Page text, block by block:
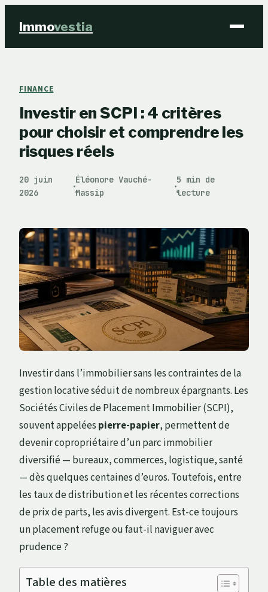
Immovestia
Immobilier
Business
Éducation & Emploi
FINANCE
Investir en SCPI : 4 critères
pour choisir et comprendre les
risques réels
20 juin
2026
·
Éléonore Vauché-
Massip
·
5 min de
lecture
Investir dans l’immobilier sans les contraintes de la
gestion locative séduit de nombreux épargnants. Les
Sociétés Civiles de Placement Immobilier (SCPI),
souvent appelées pierre-papier, permettent de
devenir copropriétaire d’un parc immobilier
diversifié — bureaux, commerces, logistique, santé
— dès quelques centaines d’euros. Toutefois, entre
les taux de distribution et les récentes corrections
de prix de parts, les avis divergent. Est-ce toujours
un placement refuge ou faut-il naviguer avec
prudence ?
Table des matières